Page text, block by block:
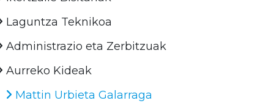
Laguntza Teknikoa
Administrazio eta Zerbitzuak
Aurreko Kideak
Mattin Urbieta Galarraga